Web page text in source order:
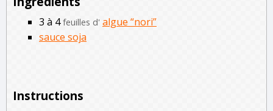
3 à 4 feuilles d' algue “nori”
sauce soja
Instructions